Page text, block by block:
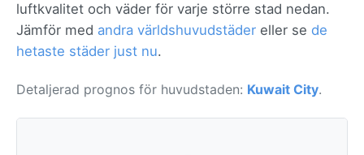
luftkvalitet och väder för varje större stad nedan.
Jämför med andra världshuvudstäder eller se de
hetaste städer just nu.
Detaljerad prognos för huvudstaden: Kuwait City.